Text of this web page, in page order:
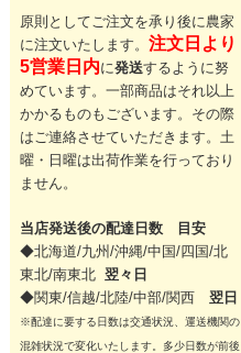
原則としてご注文を承り後に農家
に注文いたします。 注文日より
5営業日内に発送するように努
めています。一部商品はそれ以上
かかるものもございます。その際
はご連絡させていただきます。 土
曜・日曜は出荷作業を行っており
ません。
当店発送後の配達日数 目安
◆北海道/九州/沖縄/中国/四国/北
東北/南東北 翌々日
◆関東/信越/北陸/中部/関西 翌日
※配達に要する日数は交通状況、運送機関の
混雑状況で変化いたします。多少日数が前後